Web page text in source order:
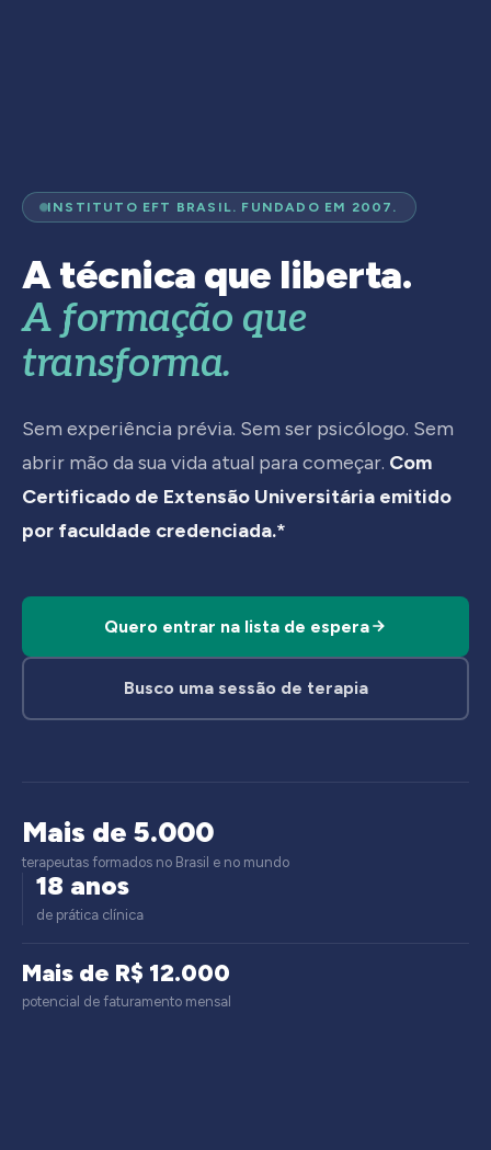
INSTITUTO EFT BRASIL. FUNDADO EM 2007.
A técnica que liberta.
A formação que
transforma.
Sem experiência prévia. Sem ser psicólogo. Sem
abrir mão da sua vida atual para começar. Com
Certificado de Extensão Universitária emitido
por faculdade credenciada.*
Quero entrar na lista de espera
Busco uma sessão de terapia
Mais de 5.000
terapeutas formados no Brasil e no mundo
18 anos
de prática clínica
Mais de R$ 12.000
potencial de faturamento mensal